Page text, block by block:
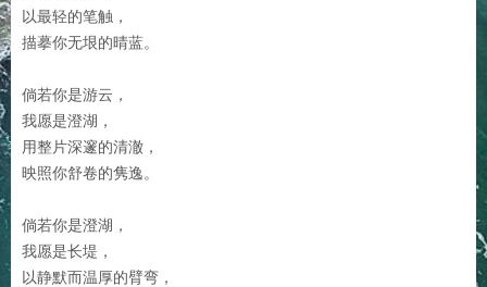
以最轻的笔触，
描摹你无垠的晴蓝。
倘若你是游云，
我愿是澄湖，
用整片深邃的清澈，
映照你舒卷的隽逸。
倘若你是澄湖，
我愿是长堤，
以静默而温厚的臂弯，